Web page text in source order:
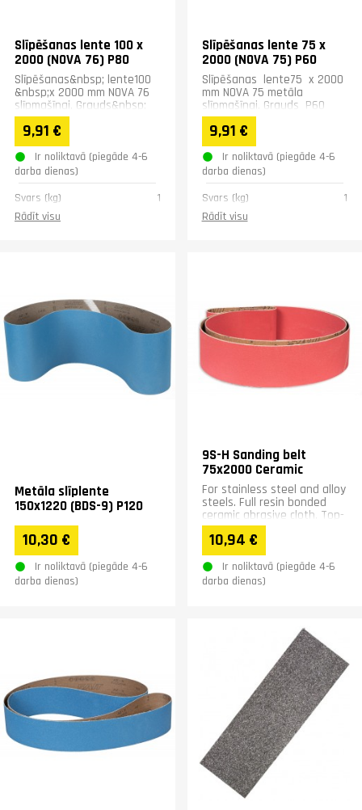
Slīpēšanas lente 100 x
2000 (NOVA 76) P80
Slīpēšanas&nbsp; lente100
&nbsp;x 2000 mm NOVA 76
slīpmašīnai. Grauds&nbsp;
P80
9,91 €
Ir noliktavā (piegāde 4-6
darba dienas)
Svars (kg)
1
Rādīt visu
Slīpēšanas lente 75 x
2000 (NOVA 75) P60
Slīpēšanas lente75 x 2000
mm NOVA 75 metāla
slīpmašīnai. Grauds P60
9,91 €
Ir noliktavā (piegāde 4-6
darba dienas)
Svars (kg)
1
Rādīt visu
Metāla slīplente
150x1220 (BDS-9) P120
10,30 €
Ir noliktavā (piegāde 4-6
darba dienas)
9S-H Sanding belt
75x2000 Ceramic
For stainless steel and alloy
steels. Full resin bonded
ceramic abrasive cloth. Top-
filled H-polyester backing
for very heavy...
10,94 €
Ir noliktavā (piegāde 4-6
darba dienas)